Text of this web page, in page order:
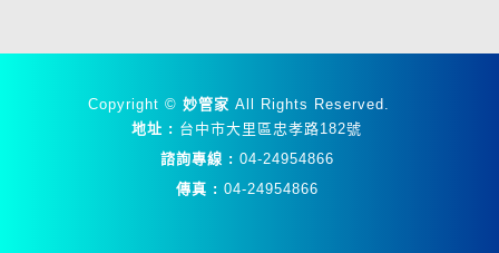
Copyright © 妙管家 All Rights Reserved.
地址 : 台中市大里區忠孝路182號
諮詢專線 : 04-24954866
傳真 : 04-24954866